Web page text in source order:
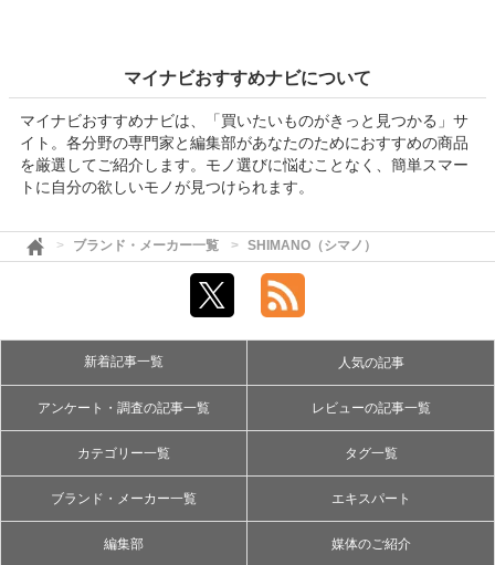
マイナビおすすめナビについて
マイナビおすすめナビは、「買いたいものがきっと見つかる」サ
イト。各分野の専門家と編集部があなたのためにおすすめの商品
を厳選してご紹介します。モノ選びに悩むことなく、簡単スマー
トに自分の欲しいモノが見つけられます。
ブランド・メーカー一覧 SHIMANO（シマノ）
新着記事一覧 人気の記事
アンケート・調査の記事一覧 レビューの記事一覧
カテゴリー一覧 タグ一覧
ブランド・メーカー一覧 エキスパート
編集部 媒体のご紹介